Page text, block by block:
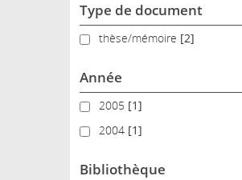
Type de document
thèse/mémoire
thèse/mémoire [2]
Année
20052005 [1]
20042004 [1]
Bibliothèque